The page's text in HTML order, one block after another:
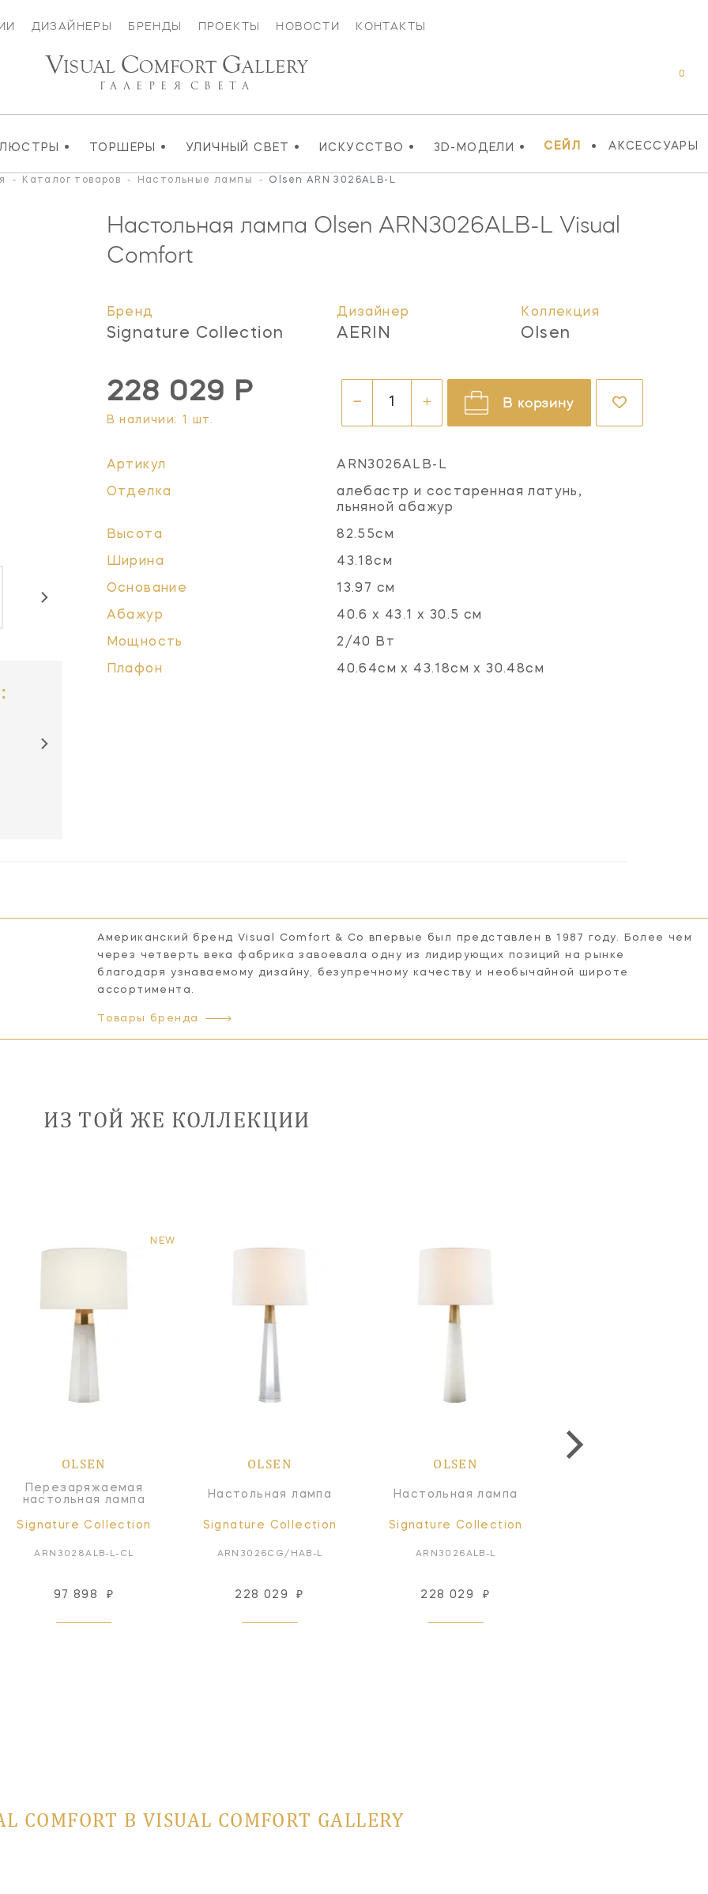
ДИЗАЙНЕРЫ БРЕНДЫ ПРОЕКТЫ НОВОСТИ КОНТАКТЫ
ЛЮСТРЫ • ТОРШЕРЫ • УЛИЧНЫЙ СВЕТ • ИСКУССТВО • 3D-МОДЕЛИ • СЕЙЛ • АКСЕССУАРЫ
0
VISUAL COMFORT GALLERY
ГАЛЕРЕЯ СВЕТА
- Каталог товаров - Настольные лампы - Olsen ARN 3026ALB-L
Настольная лампа Olsen ARN3026ALB-L
Visual
Comfort
Бренд
Signature Collection
Дизайнер
AERIN
Коллекция
Olsen
228 029 Р
В наличии: 1 шт.
В корзину
Артикул ARN3026ALB-L
Отделка
алебастр и состаренная латунь,
льняной абажур
Высота 82.55см
Ширина 43.18см
Основание 13.97 см
Абажур 40.6 х 43.1 х 30.5 см
Мощность 2/40 Вт
Плафон 40.64см x 43.18см x 30.48см
Американский бренд Visual Comfort & Co впервые был представлен в 1987 году. Более чем
через четверть века фабрика завоевала одну из лидирующих позиций на рынке
благодаря узнаваемому дизайну, безупречному качеству и необычайной широте
ассортимента.
Товары бренда
ИЗ ТОЙ ЖЕ КОЛЛЕКЦИИ
NEW
OLSEN
Перезаряжаемая
настольная лампа
Signature Collection
ARN3028ALB-L-CL
97 898 ₽
OLSEN
Настольная лампа
Signature Collection
ARN3026CG/HAB-L
228 029 ₽
OLSEN
Настольная лампа
Signature Collection
ARN3026ALB-L
228 029 ₽
COMFORT В VISUAL COMFORT GALLERY